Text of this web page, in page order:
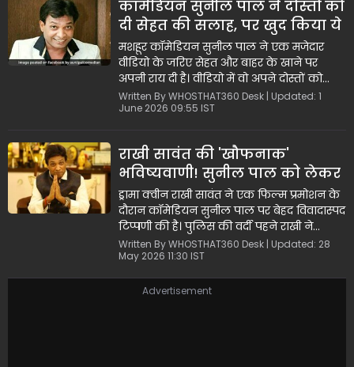
खिलखिलाता हुआ अंदाज़ बेहद पसंद आ रहा है।
कॉमेडियन सुनील पाल ने दोस्तों को
दी सेहत की सलाह, पर खुद किया ये
काम
मशहूर कॉमेडियन सुनील पाल ने एक मजेदार
वीडियो के जरिए सेहत और बाहर के खाने पर
अपनी राय दी है। वीडियो में वो अपने दोस्तों को
बाहर खाने के लिए टोकते और डॉक्टरों की सलाह
की दुहाई देते नज़र आ रहे हैं। हालांकि, अंत में एक
वो बाहर नहीं बल्कि घर पर ऑनलाइन ऑर्डर
करके खाते हैं। ये वीडियो सोशल मीडिया पर खूब
देखा जा रहा है।
Written By WHOSTHAT360 Desk | Updated: 1
June 2026 09:55 IST
राखी सावंत की 'खौफनाक'
भविष्यवाणी! सुनील पाल को लेकर
कह दी इतनी बड़ी बात, वीडियो
वायरल
ड्रामा क्वीन राखी सावंत ने एक फिल्म प्रमोशन के
दौरान कॉमेडियन सुनील पाल पर बेहद विवादास्पद
टिप्पणी की है। पुलिस की वर्दी पहने राखी ने
मज़ाक में कहा कि जिस निर्देशक ने राजेश खन्ना
और असरानी के साथ काम किया, वे दोनों दुनिया
उनका भी यही अंजाम होगा। राखी का यह 'डार्क
Written By WHOSTHAT360 Desk | Updated: 28
May 2026 11:30 IST
Advertisement